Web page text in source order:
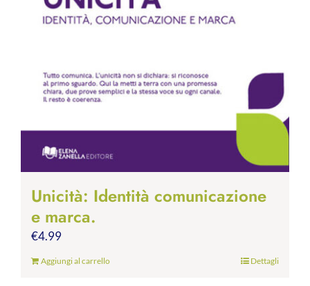
Unicità: Identità comunicazione
e marca.
€4.99
Aggiungi al carrello Dettagli